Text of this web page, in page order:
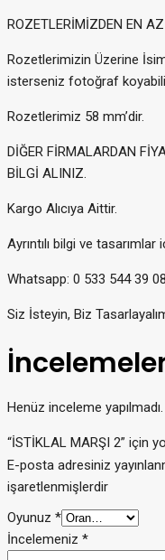
ROZETLERİMİZDEN EN
Rozetlerimizin Üzerine
isterseniz fotoğraf
Rozetlerimiz 58 mm’dir.
DİĞER FİRMALARDAN
BİLGİ ALINIZ.
Kargo Alıcıya Aittir.
Ayrıntılı bilgi ve tasarımlar
Whatsapp: 0 533 544 39 08
Siz İsteyin, Biz
Henüz inceleme yapılmadı.
“İSTİKLAL MARŞI 2” için
E-posta adresiniz
işaretlenmişlerdir
Oyunuz *
İncelemeniz *